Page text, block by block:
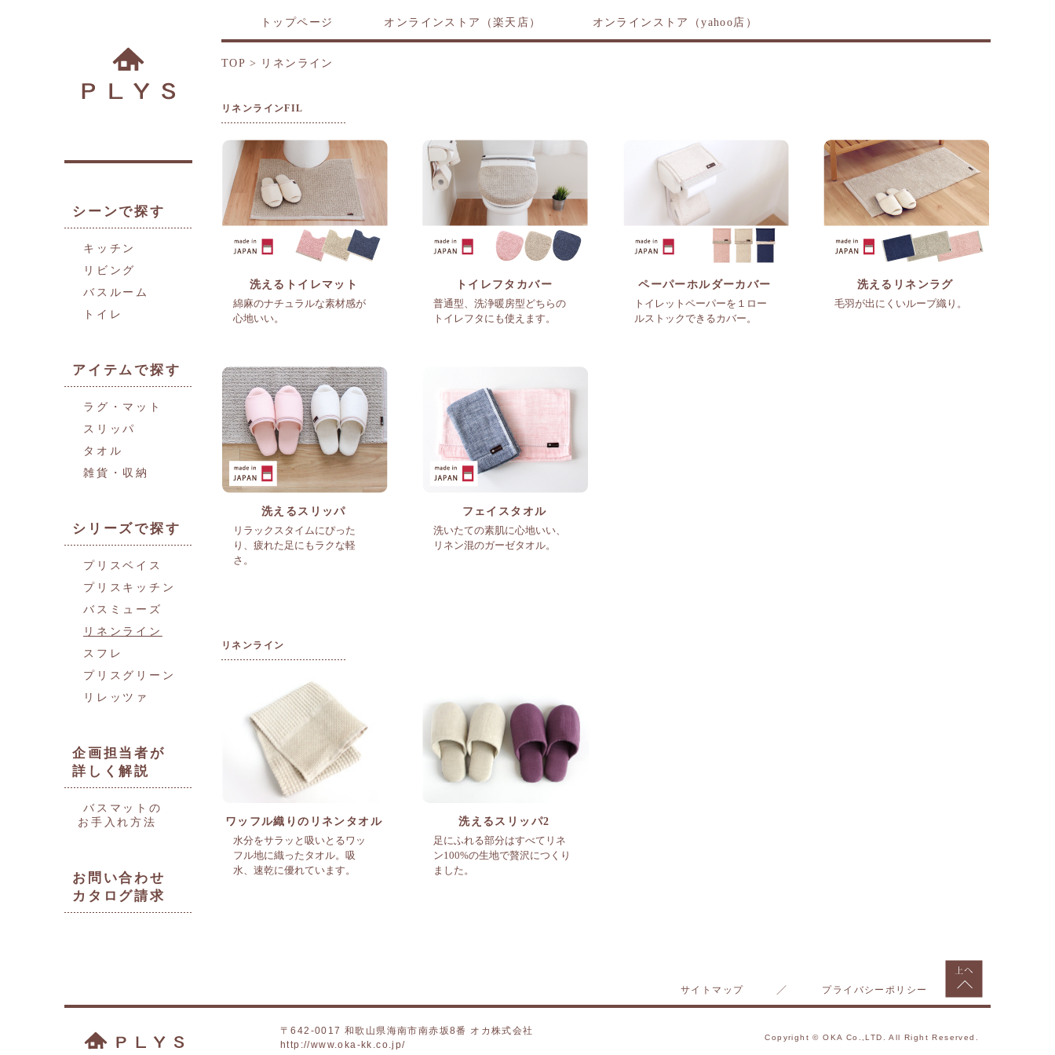
シーンで探す
キッチン
リビング
バスルーム
トイレ
アイテムで探す
ラグ・マット
スリッパ
タオル
雑貨・収納
シリーズで探す
プリスベイス
プリスキッチン
バスミューズ
リネンライン
スフレ
プリスグリーン
リレッツァ
企画担当者が
詳しく解説
バスマットの
お手入れ方法
お問い合わせ
カタログ請求
トップページ オンラインストア（楽天店） オンラインストア（yahoo店）
TOP > リネンライン
リネンラインFIL
洗えるトイレマット
綿麻のナチュラルな素材感が
心地いい。
トイレフタカバー
普通型、洗浄暖房型どちらの
トイレフタにも使えます。
ペーパーホルダーカバー
トイレットペーパーを１ロー
ルストックできるカバー。
洗えるリネンラグ
毛羽が出にくいループ織り。
洗えるスリッパ
リラックスタイムにぴった
り、疲れた足にもラクな軽
さ。
フェイスタオル
洗いたての素肌に心地いい、
リネン混のガーゼタオル。
リネンライン
ワッフル織りのリネンタオル
水分をサラッと吸いとるワッ
フル地に織ったタオル。吸
水、速乾に優れています。
洗えるスリッパ2
足にふれる部分はすべてリネ
ン100%の生地で贅沢につくり
ました。
サイトマップ プライバシーポリシー
〒642-0017 和歌山県海南市南赤坂8番 オカ株式会社
http://www.oka-kk.co.jp/
Copyright © OKA Co.,LTD. All Right Reserved.